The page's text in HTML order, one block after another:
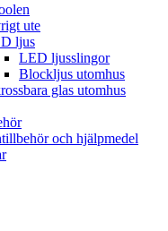
ute
ljus
LED ljusslingor
Blockljus utomhus
glas utomhus
och hjälpmedel